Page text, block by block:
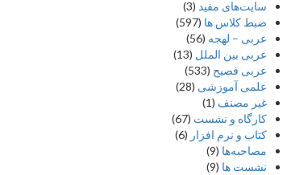
سایت‌های مفید (3)
ضبط کلاس ها (597)
عربی – لهجه (56)
عربی بین الملل (13)
عربی فصیح (533)
علمی آموزشی (28)
غير مصنف (1)
کارگاه و نشست (67)
کتاب و نرم افزار (6)
مصاحبه‌ها (9)
نشست ها (9)